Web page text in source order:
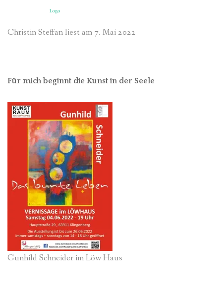
Christin Steffan liest am 7. Mai 2022
Für mich beginnt die Kunst in der Seele
Gunhild Schneider im Löw Haus